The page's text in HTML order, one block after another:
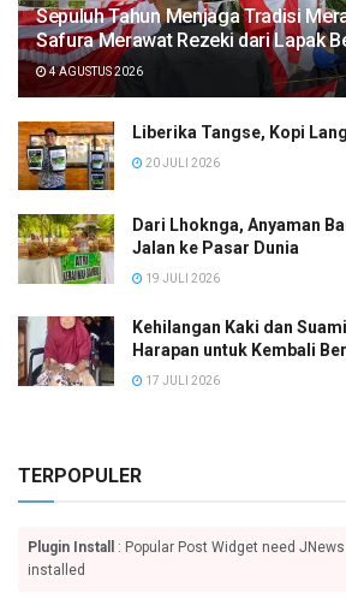
Sepuluh Tahun Menjaga Tradisi
Safura Merawat Rezeki dari Lapak
4 AGUSTUS 2026
Liberika Tangse, Kopi
20 JULI 2026
Dari Lhoknga, Anyaman
Jalan ke Pasar Dunia
19 JULI 2026
Kehilangan Kaki dan
Harapan untuk Kembali
17 JULI 2026
TERPOPULER
Plugin Install
: Popular Post Widget need
installed